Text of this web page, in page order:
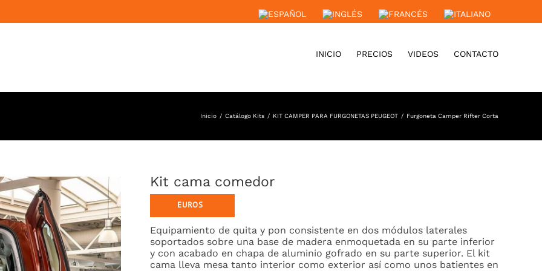
INICIO PRECIOS VIDEOS CONTACTO
Inicio Catálogo Kits KIT CAMPER PARA FURGONETAS PEUGEOT Furgoneta Camper Rifter Corta
Kit cama comedor
Equipamiento de quita y pon consistente en dos módulos laterales
soportados sobre una base de madera enmoquetada en su parte inferior
y con acabado en chapa de aluminio gofrado en su parte superior. El kit
cama lleva mesa tanto interior como exterior así como unos batientes en